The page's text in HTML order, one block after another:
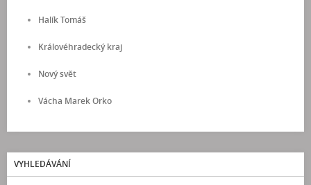
Halík Tomáš
Královéhradecký kraj
Nový svět
Vácha Marek Orko
VYHLEDÁVÁNÍ